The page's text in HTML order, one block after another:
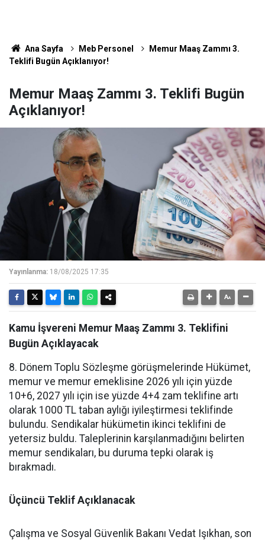
Ana Sayfa Meb Personel
Memur Maaş Zammı 3.
Teklifi Bugün Açıklanıyor!
Memur Maaş Zammı 3. Teklifi Bugün
Açıklanıyor!
Yayınlanma: 18/08/2025 17:35
Kamu İşvereni Memur Maaş Zammı 3. Teklifini
Bugün Açıklayacak
8. Dönem Toplu Sözleşme görüşmelerinde Hükümet,
memur ve memur emeklisine 2026 yılı için yüzde
10+6, 2027 yılı için ise yüzde 4+4 zam teklifine artı
olarak 1000 TL taban aylığı iyileştirmesi teklifinde
bulundu. Sendikalar hükümetin ikinci teklifini de
yetersiz buldu. Taleplerinin karşılanmadığını belirten
memur sendikaları, bu duruma tepki olarak iş
bırakmadı.
Üçüncü Teklif Açıklanacak
Çalışma ve Sosyal Güvenlik Bakanı Vedat Işıkhan, son